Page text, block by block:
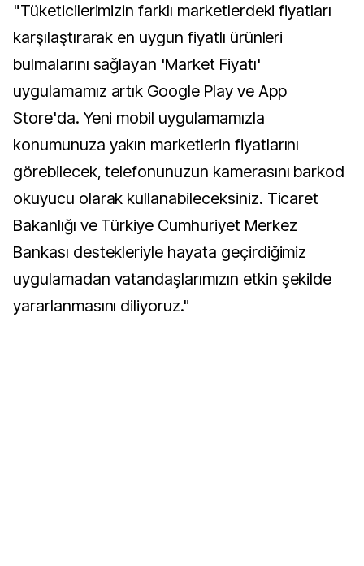
"Tüketicilerimizin farklı marketlerdeki fiyatları
karşılaştırarak en uygun fiyatlı ürünleri
bulmalarını sağlayan 'Market Fiyatı'
uygulamamız artık Google Play ve App
Store'da. Yeni mobil uygulamamızla
konumunuza yakın marketlerin fiyatlarını
görebilecek, telefonunuzun kamerasını barkod
okuyucu olarak kullanabileceksiniz. Ticaret
Bakanlığı ve Türkiye Cumhuriyet Merkez
Bankası destekleriyle hayata geçirdiğimiz
uygulamadan vatandaşlarımızın etkin şekilde
yararlanmasını diliyoruz."